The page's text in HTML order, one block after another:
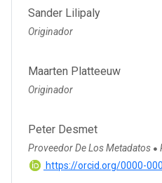
Sander Lilipaly
Originador
Maarten Platteeuw
Originador
Peter Desmet
Proveedor De Los Metadatos ●
https://orcid.org/0000-